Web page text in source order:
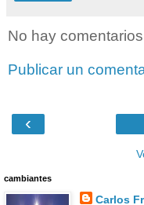
No hay
Publicar un
‹
cambiantes
Carlos